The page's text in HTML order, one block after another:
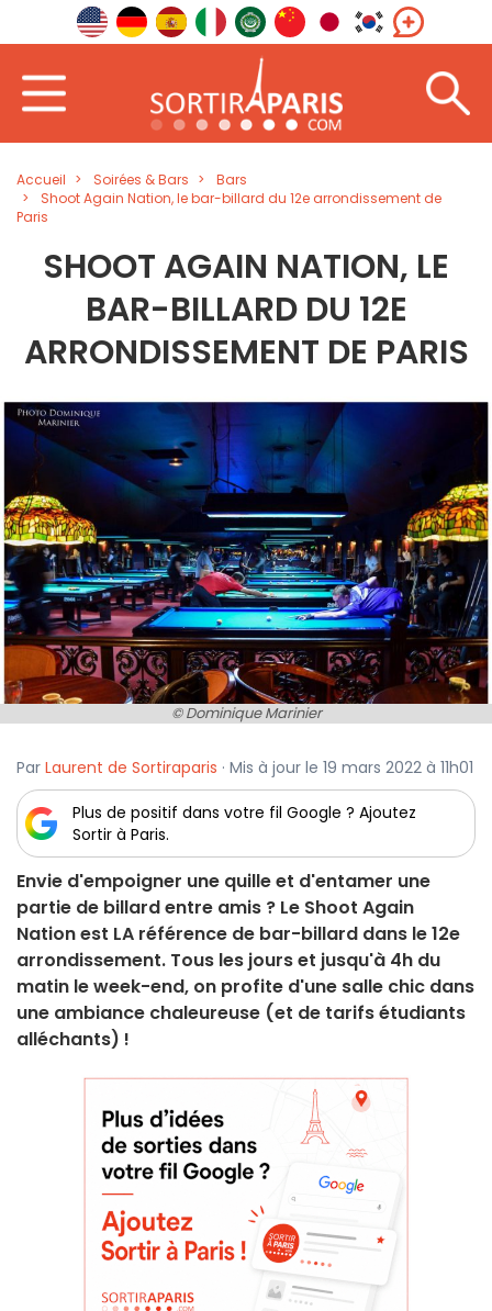
Accueil Soirées & Bars
Bars
Shoot Again Nation, le bar-billard du 12e arrondissement de
Paris
SHOOT AGAIN NATION, LE
BAR-BILLARD DU 12E
ARRONDISSEMENT DE PARIS
© Dominique Marinier
Par Laurent de Sortiraparis · Mis à jour le 19 mars 2022 à 11h01
Plus de positif dans votre fil Google ? Ajoutez
Sortir à Paris.
Envie d'empoigner une quille et d'entamer une
partie de billard entre amis ? Le Shoot Again
Nation est LA référence de bar-billard dans le 12e
arrondissement. Tous les jours et jusqu'à 4h du
matin le week-end, on profite d'une salle chic dans
une ambiance chaleureuse (et de tarifs étudiants
alléchants) !